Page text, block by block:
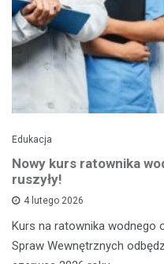
Edukacja
Nowy kurs ratownika
ruszyły!
4 lutego 2026
Kurs na ratownika wodnego
Spraw Wewnętrznych